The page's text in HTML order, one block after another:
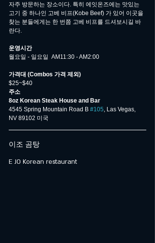
자주 방문하는 장소이다. 특히 에잇온즈에는 맛있는
고기 중 하나인 고베 비프(Kobe Beef) 가 있어 이곳을
찾는 분들에게는 한 번쯤 고베 비프를 드셔보시길 바
란다.
운영시간
월요일 - 일요일  AM11:30 - AM2:00
가격대 (Combos 가격 제외)
$25~$40
주소
8oz Korean Steak House and Bar
4545 Spring Mountain Road B #105, Las Vegas,
NV 89102 미국
이조 곰탕
E JO Korean restaurant